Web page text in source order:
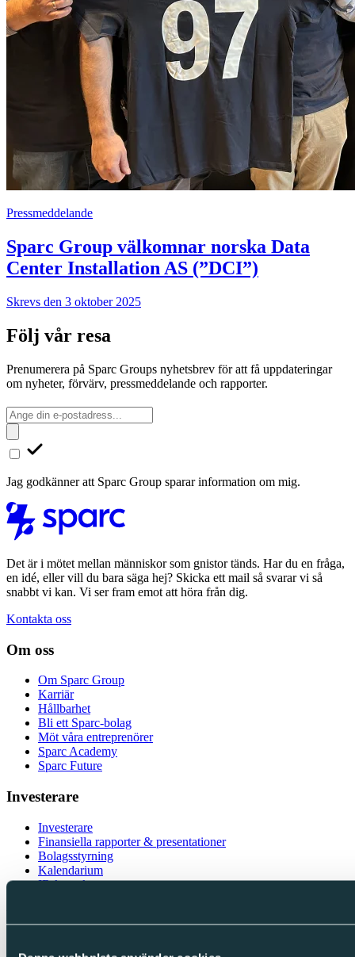
Pressmeddelande
Sparc Group välkomnar norska Data
Center Installation AS (”DCI”)
Skrevs den 3 oktober 2025
Följ vår resa
Prenumerera på Sparc Groups nyhetsbrev för att få uppdateringar
om nyheter, förvärv, pressmeddelande och rapporter.
Jag godkänner att Sparc Group sparar information om mig.
Det är i mötet mellan människor som gnistor tänds. Har du en fråga,
en idé, eller vill du bara säga hej? Skicka ett mail så svarar vi så
snabbt vi kan. Vi ser fram emot att höra från dig.
Kontakta oss
Om oss
Om Sparc Group
Karriär
Hållbarhet
Bli ett Sparc-bolag
Möt våra entreprenörer
Sparc Academy
Sparc Future
Investerare
Investerare
Finansiella rapporter & presentationer
Bolagsstyrning
Kalendarium
IR-kontakt